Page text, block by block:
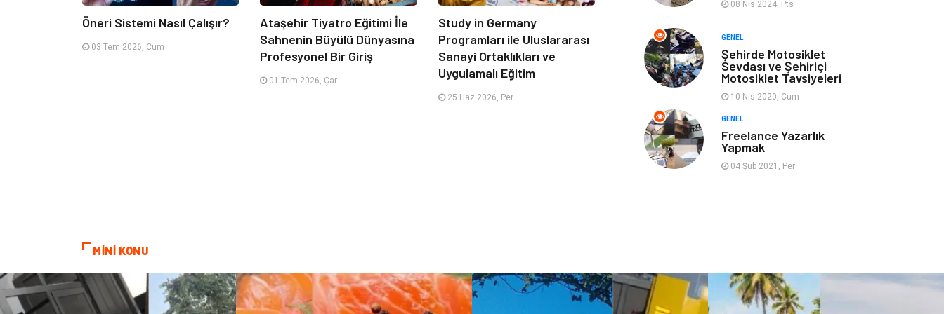
Öneri Sistemi Nasıl Çalışır?
03 Tem 2026, Cum
Ataşehir Tiyatro Eğitimi İle
Sahnenin Büyülü Dünyasına
Profesyonel Bir Giriş
01 Tem 2026, Çar
Study in Germany
Programları ile Uluslararası
Sanayi Ortaklıkları ve
Uygulamalı Eğitim
25 Haz 2026, Per
08 Nis 2024, Pts
GENEL
Şehirde Motosiklet
Sevdası ve Şehiriçi
Motosiklet Tavsiyeleri
10 Nis 2020, Cum
GENEL
Freelance Yazarlık
Yapmak
04 Şub 2021, Per
MİNİ KONU